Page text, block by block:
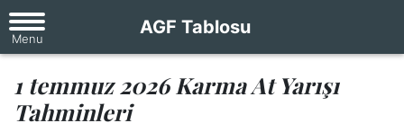
AGF Tablosu
1 temmuz 2026 Karma At Yarışı
Tahminleri